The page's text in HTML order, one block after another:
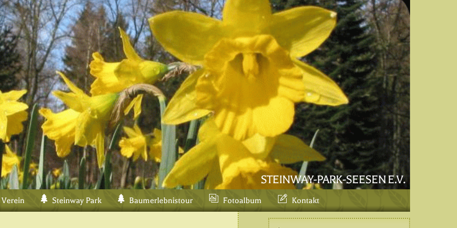
STEINWAY-PARK-SEESEN E.V.
Steinway Park Baumerlebnistour Fotoalbum Kontakt